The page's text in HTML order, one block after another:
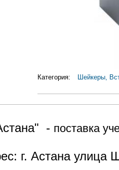
Категория: Шейкеры,
- поставка
г. Астана